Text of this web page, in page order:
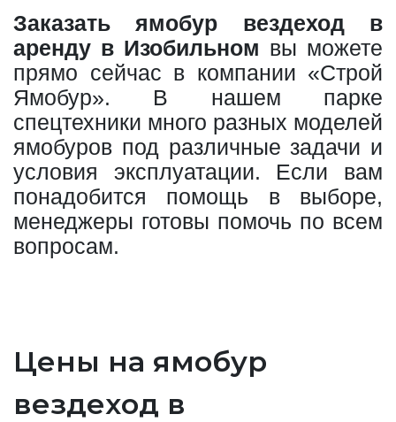
Заказать ямобур вездеход в
аренду в Изобильном вы можете
прямо сейчас в компании «Строй
Ямобур». В нашем парке
спецтехники много разных моделей
ямобуров под различные задачи и
условия эксплуатации. Если вам
понадобится помощь в выборе,
менеджеры готовы помочь по всем
вопросам.
Цены на ямобур
вездеход в